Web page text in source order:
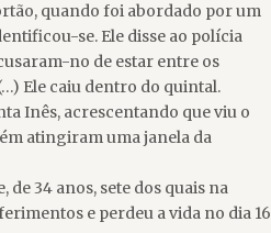
quando foi abordado por um
se. Ele disse ao polícia
no de estar entre os
Ele caiu dentro do quintal.
Inês, acrescentando que viu o
atingiram uma janela da
34 anos, sete dos quais na
e perdeu a vida no dia 16